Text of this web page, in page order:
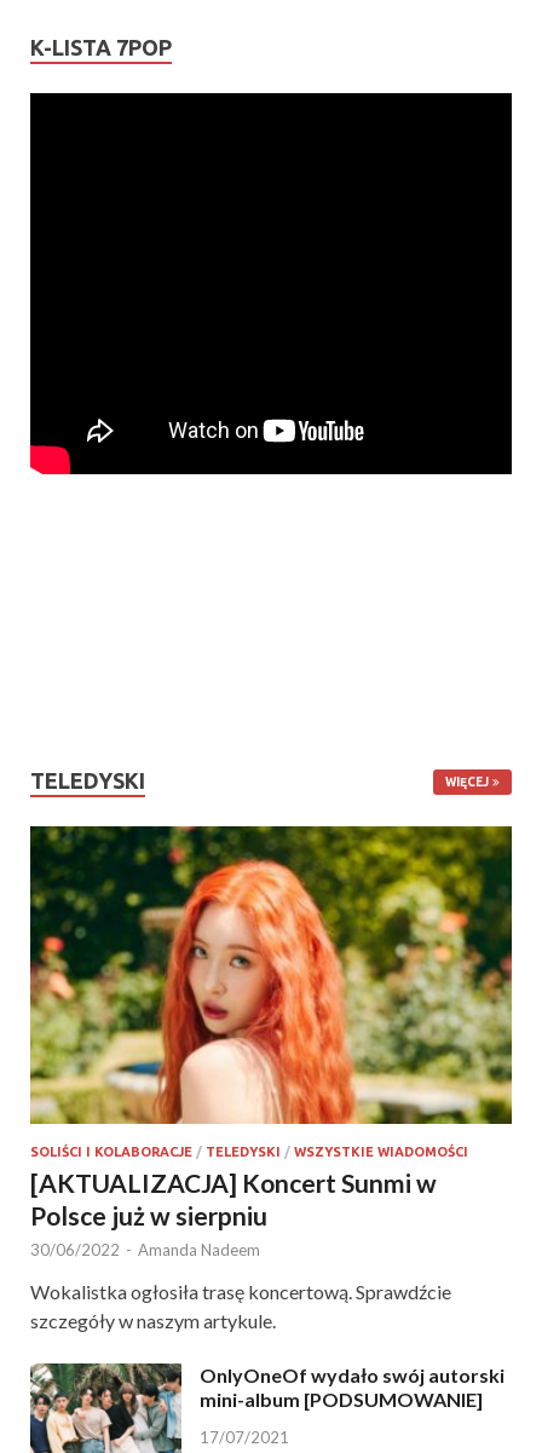
K-LISTA 7POP
TELEDYSKI WIĘCEJ
SOLIŚCI I KOLABORACJE / TELEDYSKI / WSZYSTKIE WIADOMOŚCI
[AKTUALIZACJA] Koncert Sunmi w
Polsce już w sierpniu
30/06/2022 - Amanda Nadeem
Wokalistka ogłosiła trasę koncertową. Sprawdźcie
szczegóły w naszym artykule.
OnlyOneOf wydało swój autorski
mini-album [PODSUMOWANIE]
17/07/2021